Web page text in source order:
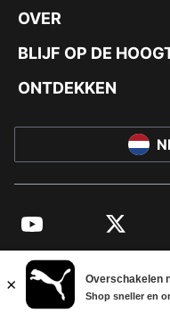
OVER
BLIJF OP DE
ONTDEKKEN
YouTube Twitter
© PUMA EUROPE